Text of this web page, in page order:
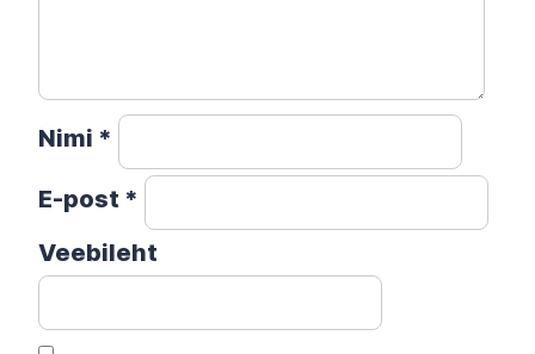
Nimi *
E-post *
Veebileht